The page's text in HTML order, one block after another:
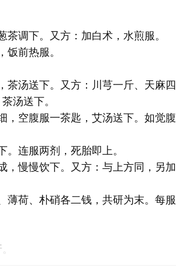
调下。又方：加白术，水煎服。
前热服。
茶汤送下。又方：川芎一斤、天麻四
汤送下。
，空腹服一茶匙，艾汤送下。如觉腹
连服两剂，死胎即上。
，慢慢饮下。又方：与上方同，另加
薄荷、朴硝各二钱，共研为末。每服